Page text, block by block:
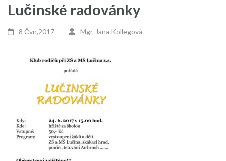
Lučinské radovánky
8 Čvn,2017 Mgr. Jana Kollegová